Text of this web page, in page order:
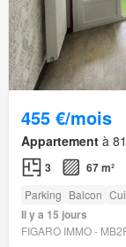
455 €/mois
Appartement à
3 67 m²
Parking Balcon
Il y a 15 jours
FIGARO IMMO -